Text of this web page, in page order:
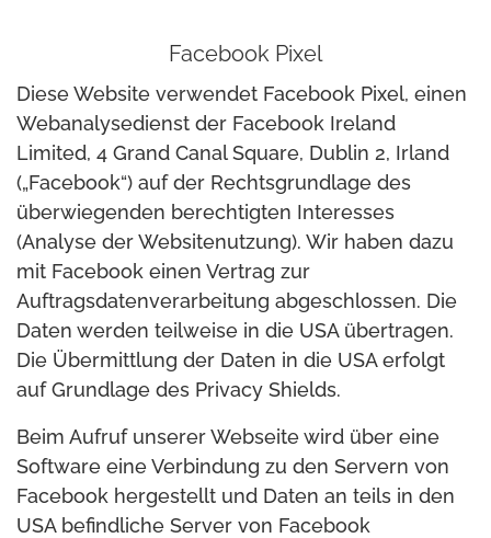
Facebook Pixel
Diese Website verwendet Facebook Pixel, einen
Webanalysedienst der Facebook Ireland
Limited, 4 Grand Canal Square, Dublin 2, Irland
(„Facebook“) auf der Rechtsgrundlage des
überwiegenden berechtigten Interesses
(Analyse der Websitenutzung). Wir haben dazu
mit Facebook einen Vertrag zur
Auftragsdatenverarbeitung abgeschlossen. Die
Daten werden teilweise in die USA übertragen.
Die Übermittlung der Daten in die USA erfolgt
auf Grundlage des Privacy Shields.
Beim Aufruf unserer Webseite wird über eine
Software eine Verbindung zu den Servern von
Facebook hergestellt und Daten an teils in den
USA befindliche Server von Facebook